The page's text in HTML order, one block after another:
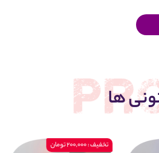
ها
تخفیف : 200,000 تومان